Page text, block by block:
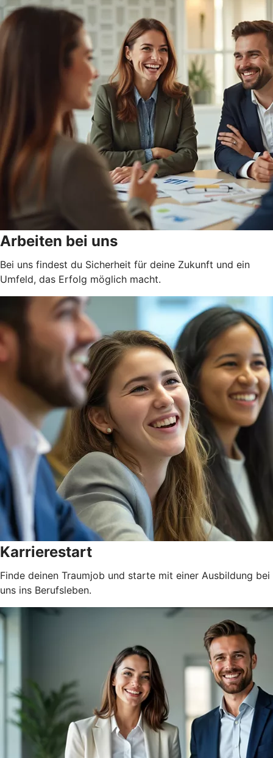
Arbeiten bei uns
Bei uns findest du Sicherheit für deine Zukunft und ein
Umfeld, das Erfolg möglich macht.
Karrierestart
Finde deinen Traumjob und starte mit einer Ausbildung bei
uns ins Berufsleben.